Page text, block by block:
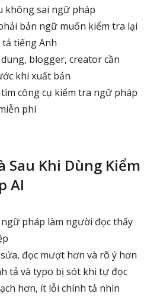
không sai ngữ pháp
bản ngữ muốn kiểm tra lại
tiếng Anh
blogger, creator cần
khi xuất bản
công cụ kiểm tra ngữ pháp
phí
Sau Khi Dùng Kiểm
AI
ngữ pháp làm người đọc thấy
đọc mượt hơn và rõ ý hơn
tả và typo bị sót khi tự đọc
hơn, ít lỗi chính tả nhìn